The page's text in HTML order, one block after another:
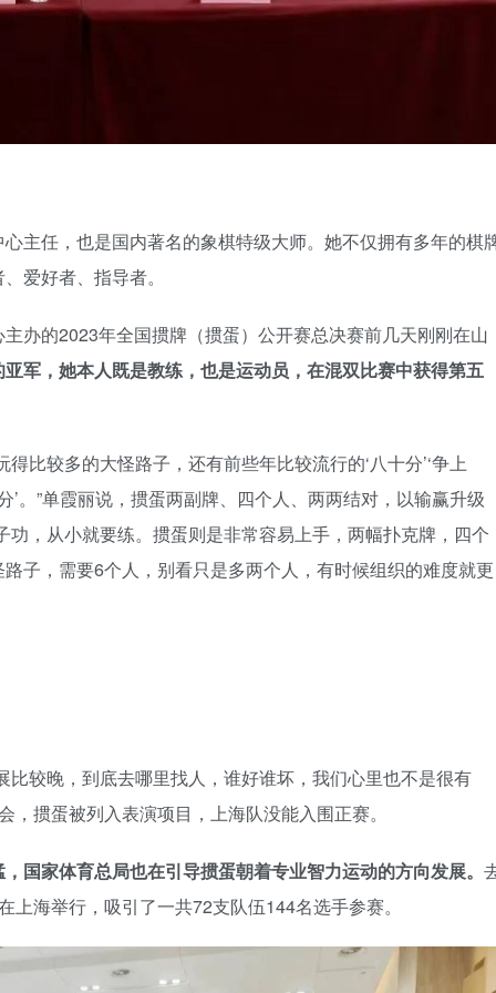
主任，也是国内著名的象棋特级大师。她不仅拥有多年的棋
爱好者、指导者。
办的2023年全国掼牌（掼蛋）公开赛总决赛前几天刚刚在山
军，她本人既是教练，也是运动员，在混双比赛中获得第五
比较多的大怪路子，还有前些年比较流行的‘八十分’‘争上
’。”单霞丽说，掼蛋两副牌、四个人、两两结对，以输赢升级
，从小就要练。掼蛋则是非常容易上手，两幅扑克牌，四个
子，需要6个人，别看只是多两个人，有时候组织的难度就更
较晚，到底去哪里找人，谁好谁坏，我们心里也不是很有
掼蛋被列入表演项目，上海队没能入围正赛。
国家体育总局也在引导掼蛋朝着专业智力运动的方向发展。
海举行，吸引了一共72支队伍144名选手参赛。